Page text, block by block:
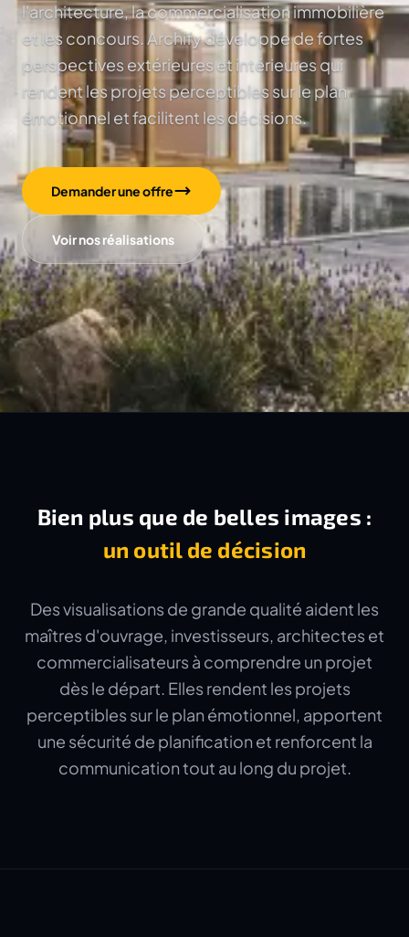
l'architecture, la commercialisation immobilière
et les concours. Archify développe de fortes
perspectives extérieures et intérieures qui
rendent les projets perceptibles sur le plan
émotionnel et facilitent les décisions.
Demander une offre
Voir nos réalisations
Bien plus que de belles images :
un outil de décision
Des visualisations de grande qualité aident les
maîtres d'ouvrage, investisseurs, architectes et
commercialisateurs à comprendre un projet
dès le départ. Elles rendent les projets
perceptibles sur le plan émotionnel, apportent
une sécurité de planification et renforcent la
communication tout au long du projet.